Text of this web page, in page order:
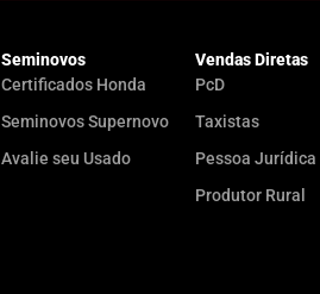
Seminovos
Certificados Honda
Seminovos Supernovo
Avalie seu Usado
Vendas Diretas
PcD
Taxistas
Pessoa Jurídica
Produtor Rural